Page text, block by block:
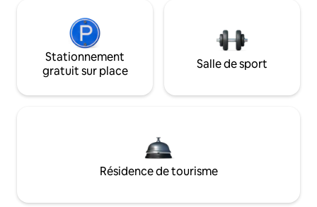
Stationnement
gratuit sur place
Salle de sport
Résidence de tourisme